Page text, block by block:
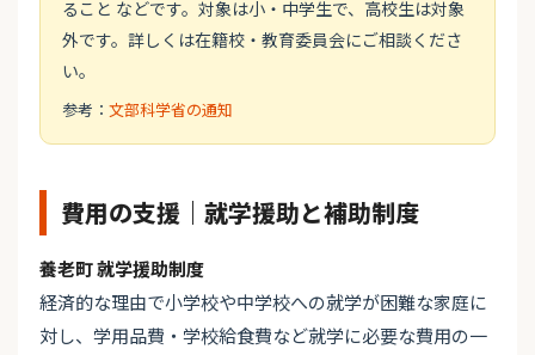
ること などです。対象は小・中学生で、高校生は対象
外です。詳しくは在籍校・教育委員会にご相談くださ
い。
参考： 文部科学省の通知
費用の支援｜就学援助と補助制度
養老町 就学援助制度
経済的な理由で小学校や中学校への就学が困難な家庭に
対し、学用品費・学校給食費など就学に必要な費用の一